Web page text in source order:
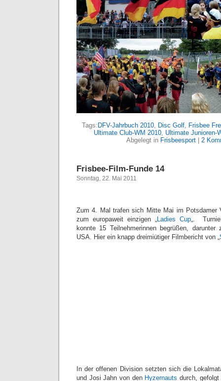
Tags:DFV-Jahrbuch 2010 Disc Golf Frisbee
Ultimate Club-WM 2010, Ultimate Junioren-
Abgelegt in Frisbeesport | 2
Frisbee-Film-Funde 14
Sonntag, 22. Mai 2011
Zum 4. Mal trafen sich Mitte Mai im Potsdamer
zum europaweit einzigen „ Ladies Cup „.
konnte 15 Teilnehmerinnen begrüßen, darunter
USA. Hier ein knapp dreimiütiger Filmbericht von „
In der offenen Division setzten sich die
und Josi Jahn von den Hyzernauts durch,